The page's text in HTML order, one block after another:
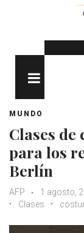
MUNDO
Clases de
para los
Berlín
AFP 1 agosto,
Clases